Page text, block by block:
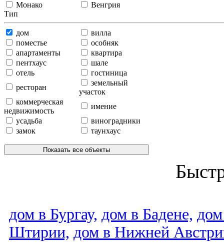
Монако
Венгрия
Тип
дом
вилла
поместье
особняк
апартаменты
квартира
пентхаус
шале
отель
гостиница
ресторан
земельный
участок
коммерческая
недвижимость
имение
усадьба
виноградники
замок
таунхаус
Показать все объекты
дом в Бургау, дом в Бадене,
Штирии, дом в Нижней